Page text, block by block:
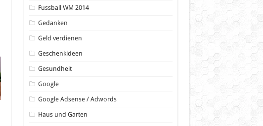
Fussball WM 2014
Gedanken
Geld verdienen
Geschenkideen
Gesundheit
Google
Google Adsense / Adwords
Haus und Garten